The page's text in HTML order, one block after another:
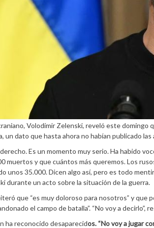
Volodímir Zelenski, reveló este domingo
un dato que hasta ahora no habían publicado
Es un momento muy serio. Ha habido
muertos y que cuántos más queremos. Los
unos 35.000. Dicen algo así, pero es todo
durante un acto sobre la situación de la guerra.
que “es muy doloroso para nosotros” y que
el campo de batalla”. “No voy a decirlo”,
ha reconocido desaparecidos. “No voy a jugar